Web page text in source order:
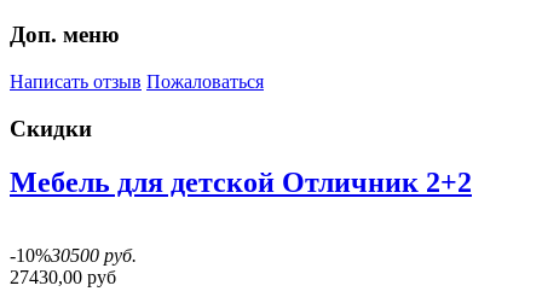
Доп. меню
Написать отзыв Пожаловаться
Скидки
Мебель для детской Отличник 2+2
-10%30500 руб.
27430,00 руб